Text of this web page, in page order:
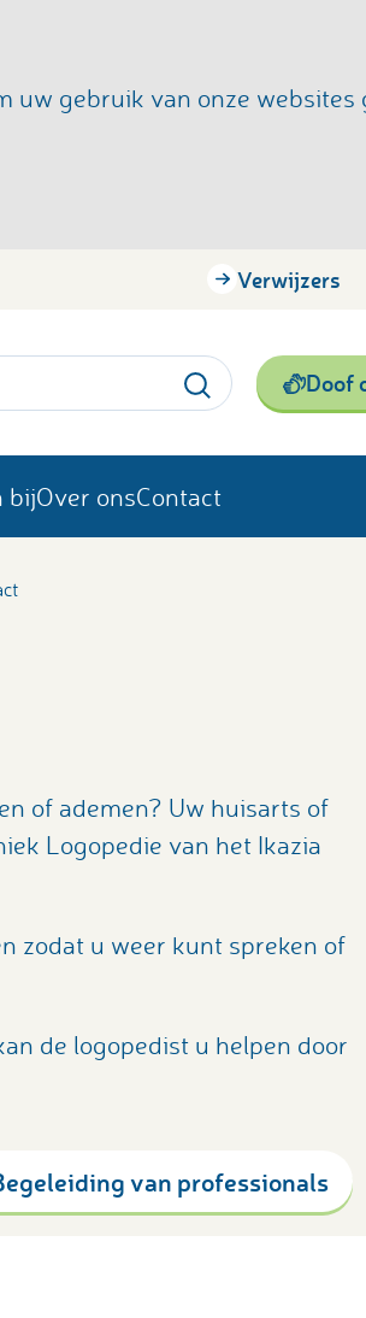
uw gebruik van onze
Verwijzers
Doof
bijOver onsContact
of ademen? Uw huisarts of
Logopedie van het Ikazia
zodat u weer kunt spreken of
de logopedist u helpen door
van professionals